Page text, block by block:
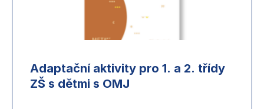
Adaptační aktivity pro 1. a 2. třídy
ZŠ s dětmi s OMJ